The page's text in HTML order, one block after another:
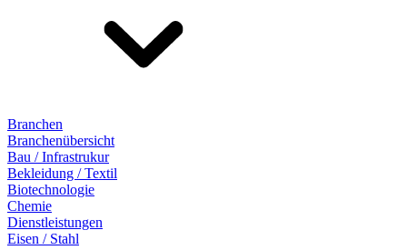
Branchen
Branchenübersicht
Bau / Infrastrukur
Bekleidung / Textil
Biotechnologie
Chemie
Dienstleistungen
Eisen / Stahl